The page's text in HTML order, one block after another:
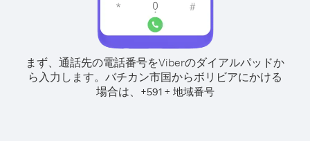
まず、通話先の電話番号をViberのダイアルパッドか
ら入力します。 バチカン市国からボリビアにかける
場合は、
+591+ 地域番号